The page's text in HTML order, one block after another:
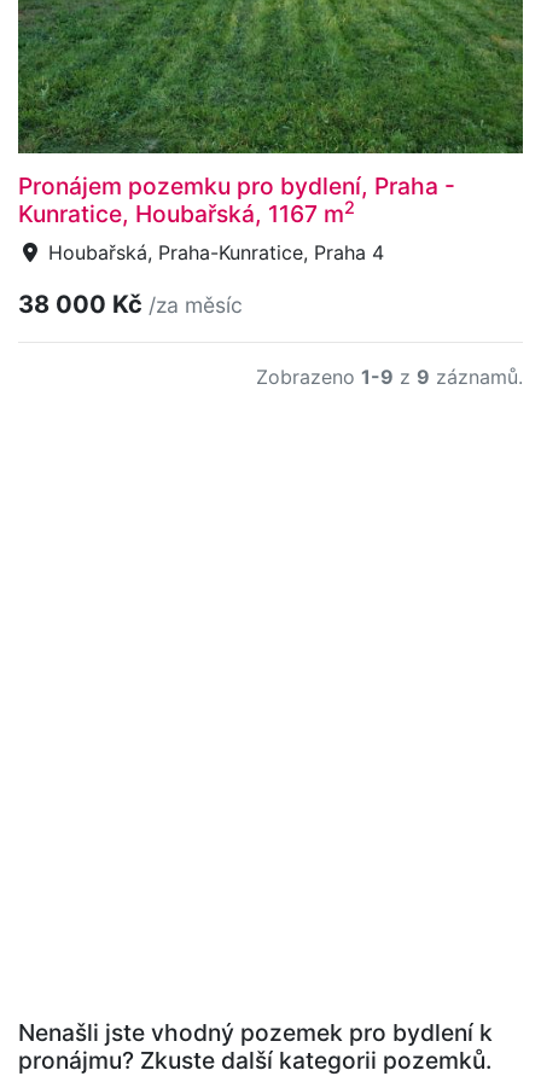
Pronájem pozemku pro bydlení, Praha -
Kunratice, Houbařská, 1167 m2
Houbařská, Praha-Kunratice, Praha 4
38 000 Kč /za měsíc
Zobrazeno 1-9 z 9 záznamů.
Nenašli jste vhodný pozemek pro bydlení k
pronájmu? Zkuste další kategorii pozemků.